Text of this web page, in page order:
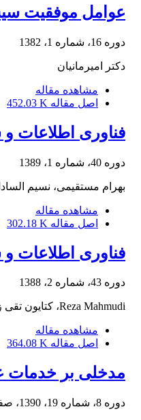
عوامل موفقیت
دوره 16، شماره 1، 1382
دکتر امیرمانیان
مشاهده مقاله
اصل مقاله 452.03 K
فناوری اطلاعات
دوره 40، شماره 1، 1389
بهرام مستقیمی، نسیم
مشاهده مقاله
اصل مقاله 302.18 K
فناوری اطلاعات
دوره 43، شماره 2، 1388
Reza Mahmudi، کتایون تقی زاده
مشاهده مقاله
اصل مقاله 364.08 K
مدخلی بر خدمات
دوره 8، شماره 19، 1390، صفحه